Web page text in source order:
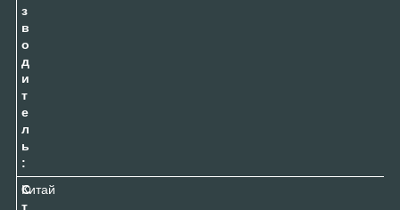
з
в
о
д
и
т
е
л
ь
:
С
т
Китай